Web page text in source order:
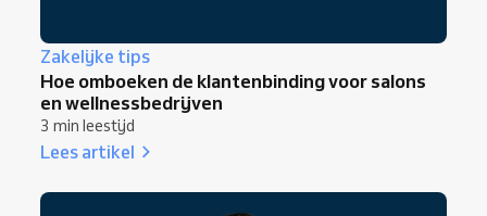
Zakelijke tips
Hoe omboeken de klantenbinding voor salons
en wellnessbedrijven
3 min leestijd
Lees artikel